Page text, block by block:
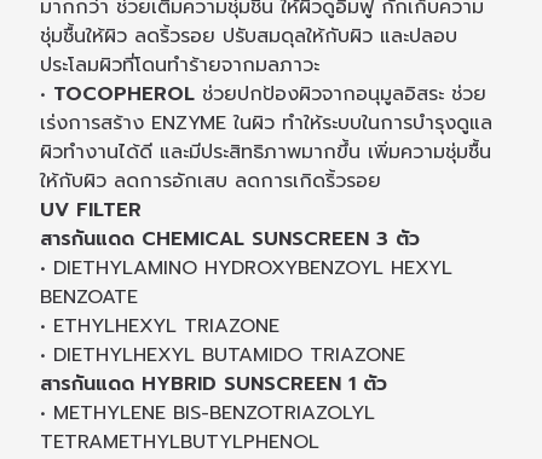
มากกว่า ช่วยเติมความชุ่มชื้น ให้ผิวดูอิ่มฟู กักเก็บความ
ชุ่มชื้นให้ผิว ลดริ้วรอย ปรับสมดุลให้กับผิว และปลอบ
ประโลมผิวที่โดนทำร้ายจากมลภาวะ
• TOCOPHEROL ช่วยปกป้องผิวจากอนุมูลอิสระ ช่วย
เร่งการสร้าง ENZYME ในผิว ทำให้ระบบในการบำรุงดูแล
ผิวทำงานได้ดี และมีประสิทธิภาพมากขึ้น เพิ่มความชุ่มชื้น
ให้กับผิว ลดการอักเสบ ลดการเกิดริ้วรอย
UV FILTER
สารกันแดด CHEMICAL SUNSCREEN 3 ตัว
• DIETHYLAMINO HYDROXYBENZOYL HEXYL
BENZOATE
• ETHYLHEXYL TRIAZONE
• DIETHYLHEXYL BUTAMIDO TRIAZONE
สารกันแดด HYBRID SUNSCREEN 1 ตัว
• METHYLENE BIS-BENZOTRIAZOLYL
TETRAMETHYLBUTYLPHENOL